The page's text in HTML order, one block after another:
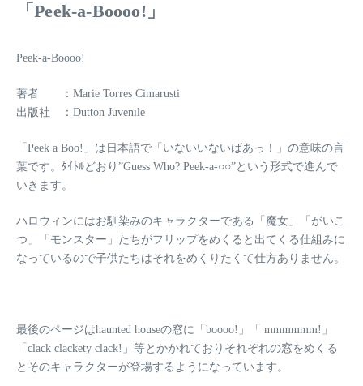
「Peek-a-Boooo!」
Peek-a-Boooo!
著者 ：Marie Torres Cimarusti
出版社 ：Dutton Juvenile
「Peek a Boo!」は日本語で「いないいないばあっ！」の意味の言
葉です。ﾀｲﾄﾙどおり”Guess Who? Peek-a-○○”という形式で進んで
いきます。
ハロウィンにはお馴染みのキャラクターである「魔女」「がいこ
つ」「モンスター」たちがフリップをめくると出てくる仕組みに
なっているので子供たちはそれをめくりたくて仕方ありません。
最後のページはhaunted houseの窓に「boooo!」「 mmmmmm!」
「clack clackety clack!」等とかかれておりそれぞれの窓をめくる
とそのキャラクターが登場するようになっています。